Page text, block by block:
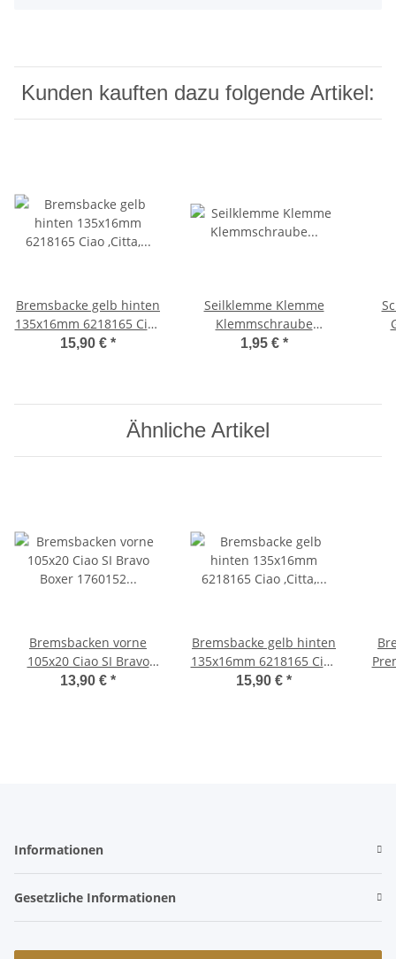
Kunden kauften dazu folgende Artikel:
Bremsbacke gelb hinten
135x16mm 6218165 Ciao
,Citta, Bravo, SI -Malossi-
15,90 € *
Seilklemme Klemme
Klemmschraube
BremszugKlemmplättchen
1,95 € *
Ähnliche Artikel
Bremsbacken vorne
105x20 Ciao SI Bravo
Boxer 1760152
13,90 € *
Bremsbacke gelb hinten
135x16mm 6218165 Ciao
,Citta, Bravo, SI -Malossi-
15,90 € *
Informationen
Gesetzliche Informationen